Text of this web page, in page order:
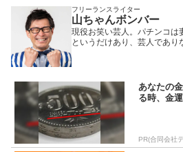
フリーランスライター
山ちゃんボンバー
現役お笑い芸人。パチンコは
というだけあり、芸人であ
いる。
あなたの
る時、金
PR(合同会社